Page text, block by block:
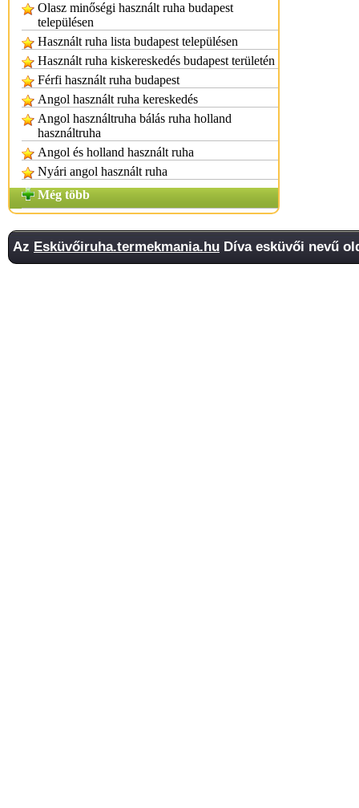
Olasz minőségi használt ruha budapest
településen
Használt ruha lista budapest településen
Használt ruha kiskereskedés budapest területén
Férfi használt ruha budapest
Angol használt ruha kereskedés
Angol használtruha bálás ruha holland
használtruha
Angol és holland használt ruha
Nyári angol használt ruha
Még több
Az Esküvőiruha.termekmania.hu Díva esküvői nevű